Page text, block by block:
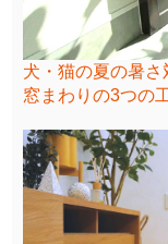
犬・猫の夏の暑
窓まわりの3つの